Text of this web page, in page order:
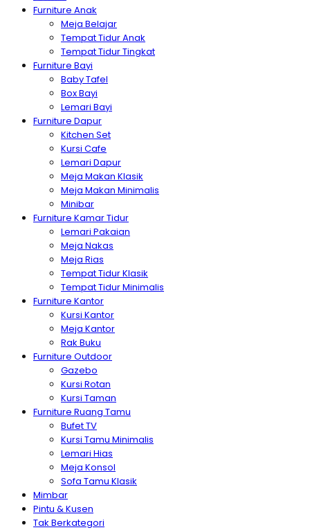
Furniture Anak
Meja Belajar
Tempat Tidur Anak
Tempat Tidur Tingkat
Furniture Bayi
Baby Tafel
Box Bayi
Lemari Bayi
Furniture Dapur
Kitchen Set
Kursi Cafe
Lemari Dapur
Meja Makan Klasik
Meja Makan Minimalis
Minibar
Furniture Kamar Tidur
Lemari Pakaian
Meja Nakas
Meja Rias
Tempat Tidur Klasik
Tempat Tidur Minimalis
Furniture Kantor
Kursi Kantor
Meja Kantor
Rak Buku
Furniture Outdoor
Gazebo
Kursi Rotan
Kursi Taman
Furniture Ruang Tamu
Bufet TV
Kursi Tamu Minimalis
Lemari Hias
Meja Konsol
Sofa Tamu Klasik
Mimbar
Pintu & Kusen
Tak Berkategori